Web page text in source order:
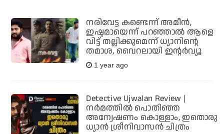
നരിവേട്ട കണ്ടെന്ന് അമീന്‍,
ഇഷ്ടമായെന്ന് പറഞ്ഞാല്‍ ആളെ
വിട്ട് തല്ലിക്കുമെന്ന് ധ്യാനിന്റെ
തമാശ, വൈറലായി ഇന്റര്‍വ്യൂ
1 year ago
Detective Ujwalan Review |
നര്‍മത്തില്‍ പൊതിഞ്ഞ
അന്വേഷണം കൊള്ളാം, ഇതൊരു
ധ്യാൻ ശ്രീനിവാസൻ ചിത്രം